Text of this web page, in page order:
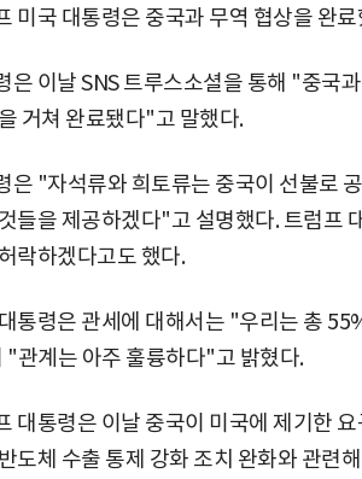
미국 대통령은 중국과 무역 협상을 완
은 이날 SNS 트루스소셜을 통해 "중국
거쳐 완료됐다"고 말했다.
은 "자석류와 희토류는 중국이 선불로
들을 제공하겠다"고 설명했다. 트럼프
락하겠다고도 했다.
통령은 관세에 대해서는 "우리는 총
"관계는 아주 훌륭하다"고 밝혔다.
대통령은 이날 중국이 미국에 제기한
도체 수출 통제 강화 조치 완화와 관련